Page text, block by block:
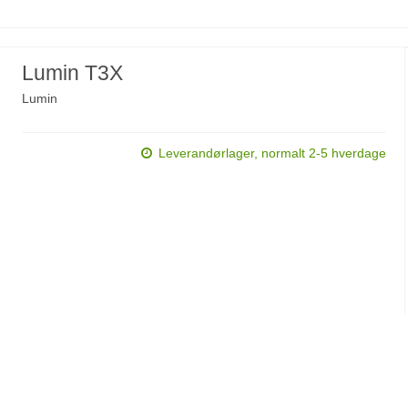
Lumin T3X
Lumin
Leverandørlager, normalt 2-5 hverdage